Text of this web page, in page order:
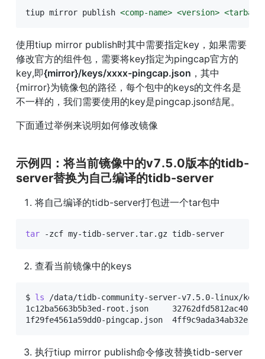
tiup mirror publish <comp-name> <version> <tarball
使用tiup mirror publish时其中需要指定key，如果需要
修改官方的组件包，需要将key指定为pingcap官方的
key,即{mirror}/keys/xxxx-pingcap.json ，其中
{mirror}为镜像包的路径，每个包中的keys的文件名是
不一样的，我们需要使用的key是pingcap.json结尾。
下面通过举例来说明如何修改镜像
示例四：将当前镜像中的v7.5.0版本的tidb-
server替换为自己编译的tidb-server
将自己编译的tidb-server打包进一个tar包中
tar -zcf my-tidb-server.tar.gz tidb-server
查看当前镜像中的keys
$ ls /data/tidb-community-server-v7.5.0-linux/
1c12ba5663b5b3ed-root.json
1f29fe4561a59dd0-pingcap.json
执行tiup mirror publish命令修改替换tidb-server